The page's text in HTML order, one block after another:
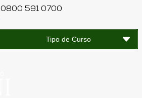
0800 591 0700